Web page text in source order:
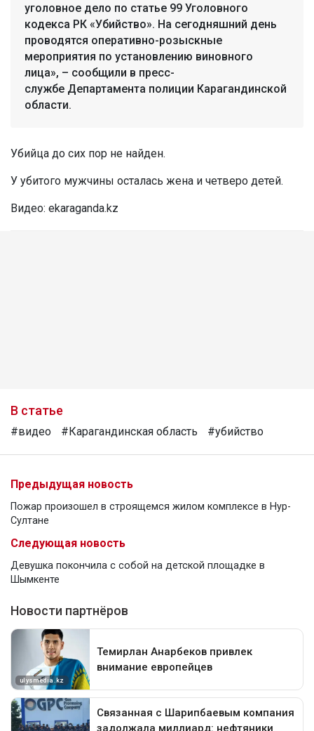
уголовное дело по статье 99 Уголовного
кодекса РК «Убийство». На сегодняшний день
проводятся оперативно-розыскные
мероприятия по установлению виновного
лица», – сообщили в пресс-
службе Департамента полиции Карагандинской
области.
Убийца до сих пор не найден.
У убитого мужчины осталась жена и четверо детей.
Видео: ekaraganda.kz
В статье
#видео #Карагандинская область #убийство
Предыдущая новость
Пожар произошел в строящемся жилом комплексе в Нур-
Султане
Следующая новость
Девушка покончила с собой на детской площадке в
Шымкенте